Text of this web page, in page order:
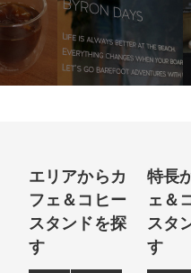
エリアからカ
フェ＆コヒー
スタンドを探
す
特長
ェ＆
スタ
す